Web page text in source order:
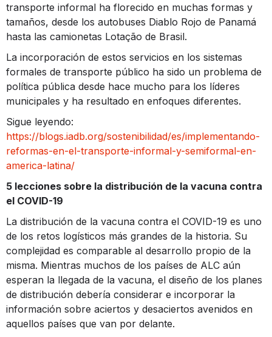
transporte informal ha florecido en muchas formas y
tamaños, desde los autobuses Diablo Rojo de Panamá
hasta las camionetas Lotação de Brasil.
La incorporación de estos servicios en los sistemas
formales de transporte público ha sido un problema de
política pública desde hace mucho para los líderes
municipales y ha resultado en enfoques diferentes.
Sigue leyendo:
https://blogs.iadb.org/sostenibilidad/es/implementando-
reformas-en-el-transporte-informal-y-semiformal-en-
america-latina/
5 lecciones sobre la distribución de la vacuna contra
el COVID-19
La distribución de la vacuna contra el COVID-19 es uno
de los retos logísticos más grandes de la historia. Su
complejidad es comparable al desarrollo propio de la
misma. Mientras muchos de los países de ALC aún
esperan la llegada de la vacuna, el diseño de los planes
de distribución debería considerar e incorporar la
información sobre aciertos y desaciertos avenidos en
aquellos países que van por delante.